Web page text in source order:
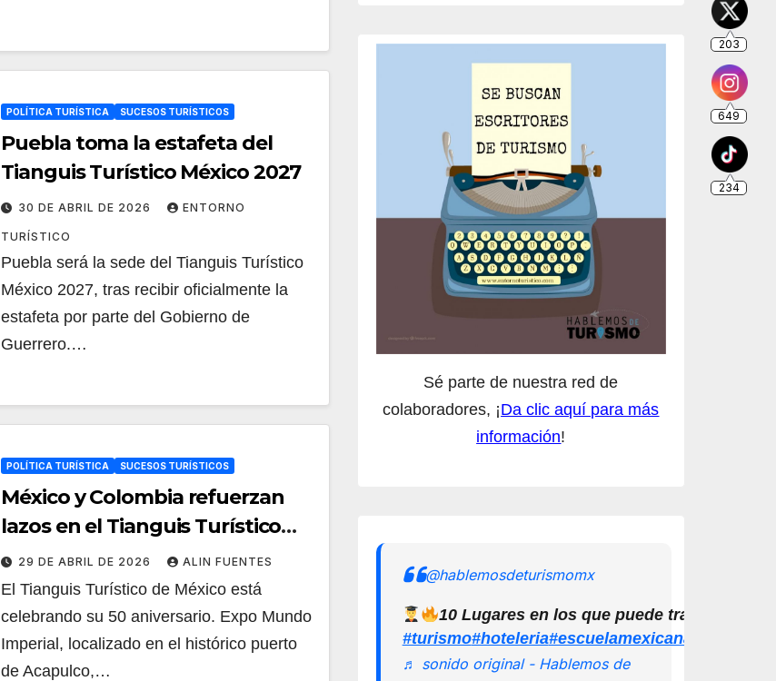
POLÍTICA TURÍSTICA SUCESOS TURÍSTICOS
Puebla toma la estafeta del
Tianguis Turístico México 2027
30 DE ABRIL DE 2026 ENTORNO
TURÍSTICO
Puebla será la sede del Tianguis Turístico
México 2027, tras recibir oficialmente la
estafeta por parte del Gobierno de
Guerrero.…
POLÍTICA TURÍSTICA SUCESOS TURÍSTICOS
México y Colombia refuerzan
lazos en el Tianguis Turístico
2026 en Acapulco
29 DE ABRIL DE 2026 ALIN FUENTES
El Tianguis Turístico de México está
celebrando su 50 aniversario. Expo Mundo
Imperial, localizado en el histórico puerto
de Acapulco,…
Sé parte de nuestra red de
colaboradores, ¡Da clic aquí para más
información!
@hablemosdeturismomx
10 Lugares en los que puede trabajar un
#turismo#hoteleria#escuelamexicanadeturismo
♬ sonido original - Hablemos de